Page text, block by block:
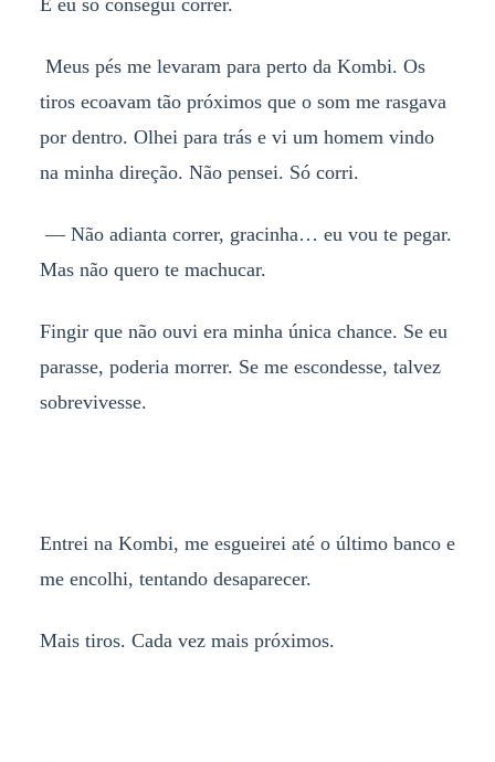
E eu só consegui correr.
Meus pés me levaram para perto da Kombi. Os
tiros ecoavam tão próximos que o som me rasgava
por dentro. Olhei para trás e vi um homem vindo
na minha direção. Não pensei. Só corri.
— Não adianta correr, gracinha… eu vou te pegar.
Mas não quero te machucar.
Fingir que não ouvi era minha única chance. Se eu
parasse, poderia morrer. Se me escondesse, talvez
sobrevivesse.
Entrei na Kombi, me esgueirei até o último banco e
me encolhi, tentando desaparecer.
Mais tiros. Cada vez mais próximos.